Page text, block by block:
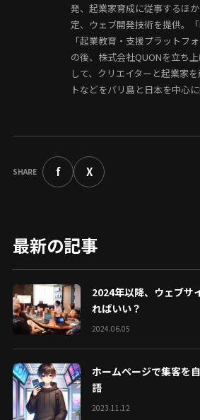
SHARE f X
発、起業家育成に従事するほ
定、ウェブ開発技術を提供。
「起業教育・支援プラットフ
の後、株式会社QUONを立ち
して、クリエイターと起業家
トなどをバリ島と日本を中心に
最新の記事
2024年以降、ウェブサ
ればいい？
2024.06.05
ホームページで集客を
語
2023.11.12